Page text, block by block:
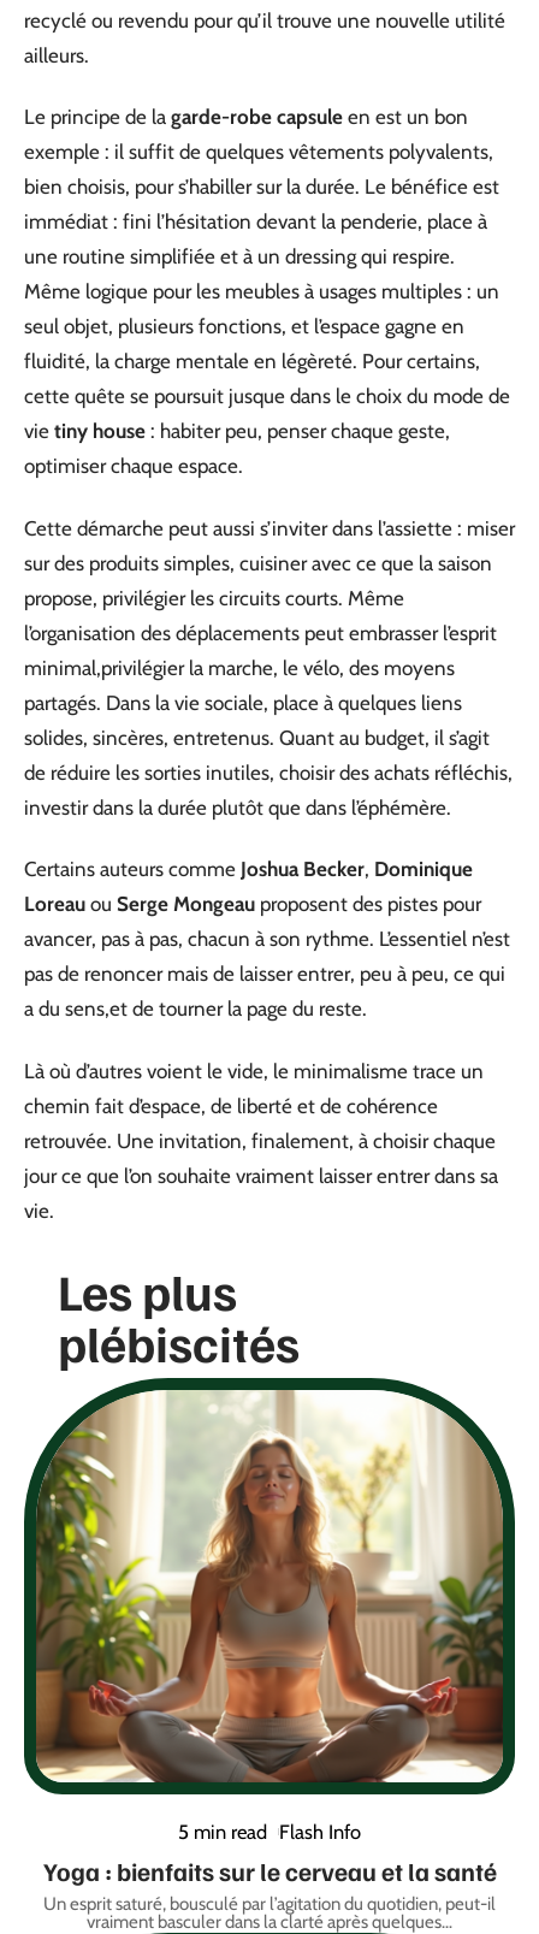
recyclé ou revendu pour qu’il trouve une nouvelle utilité
ailleurs.
Le principe de la garde-robe capsule en est un bon
exemple : il suffit de quelques vêtements polyvalents,
bien choisis, pour s’habiller sur la durée. Le bénéfice est
immédiat : fini l’hésitation devant la penderie, place à
une routine simplifiée et à un dressing qui respire.
Même logique pour les meubles à usages multiples : un
seul objet, plusieurs fonctions, et l’espace gagne en
fluidité, la charge mentale en légèreté. Pour certains,
cette quête se poursuit jusque dans le choix du mode de
vie tiny house : habiter peu, penser chaque geste,
optimiser chaque espace.
Cette démarche peut aussi s’inviter dans l’assiette : miser
sur des produits simples, cuisiner avec ce que la saison
propose, privilégier les circuits courts. Même
l’organisation des déplacements peut embrasser l’esprit
minimal,privilégier la marche, le vélo, des moyens
partagés. Dans la vie sociale, place à quelques liens
solides, sincères, entretenus. Quant au budget, il s’agit
de réduire les sorties inutiles, choisir des achats réfléchis,
investir dans la durée plutôt que dans l’éphémère.
Certains auteurs comme Joshua Becker, Dominique
Loreau ou Serge Mongeau proposent des pistes pour
avancer, pas à pas, chacun à son rythme. L’essentiel n’est
pas de renoncer mais de laisser entrer, peu à peu, ce qui
a du sens,et de tourner la page du reste.
Là où d’autres voient le vide, le minimalisme trace un
chemin fait d’espace, de liberté et de cohérence
retrouvée. Une invitation, finalement, à choisir chaque
jour ce que l’on souhaite vraiment laisser entrer dans sa
vie.
Les plus
plébiscités
5 min read Flash Info
Yoga : bienfaits sur le cerveau et la santé
Un esprit saturé, bousculé par l’agitation du quotidien, peut-il
vraiment basculer dans la clarté après quelques…